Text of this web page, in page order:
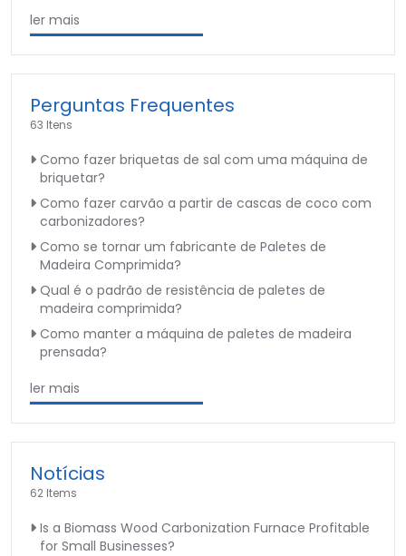
ler mais
Perguntas Frequentes
63 Itens
Como fazer briquetas de sal com uma máquina de
briquetar?
Como fazer carvão a partir de cascas de coco com
carbonizadores?
Como se tornar um fabricante de Paletes de
Madeira Comprimida?
Qual é o padrão de resistência de paletes de
madeira comprimida?
Como manter a máquina de paletes de madeira
prensada?
ler mais
Notícias
62 Items
Is a Biomass Wood Carbonization Furnace Profitable
for Small Businesses?